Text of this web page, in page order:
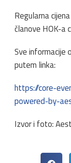
Regularna
članove HOK-a
Sve informacije
putem linka:
https://core-
powered-by-
Izvor i foto: